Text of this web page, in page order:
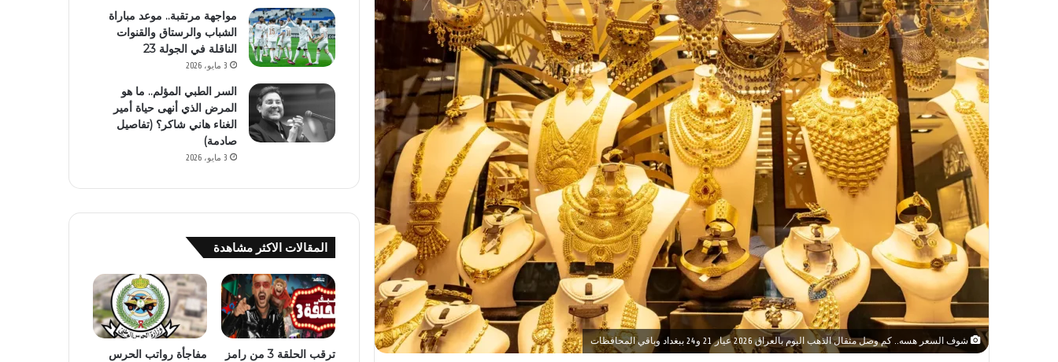
شوف السعر هسه.. كم وصل مثقال الذهب اليوم بالعراق 2026 عيار 21 و24 ببغداد وباقي المحافظات
مواجهة مرتقبة.. موعد مباراة
الشباب والرستاق والقنوات
الناقلة في الجولة 23
3 مايو، 2026
السر الطبي المؤلم.. ما هو
المرض الذي أنهى حياة أمير
الغناء هاني شاكر؟ (تفاصيل
صادمة)
3 مايو، 2026
المقالات الاكثر مشاهدة
ترقب الحلقة 3 من رامز
مفاجأة رواتب الحرس